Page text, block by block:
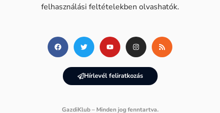
felhasználási feltételekben olvashatók.
Hírlevél feliratkozás
GazdiKlub – Minden jog fenntartva.